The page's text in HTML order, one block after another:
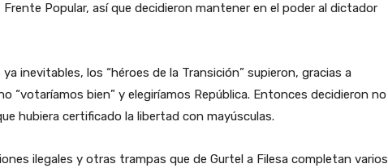
Popular, así que decidieron mantener en el poder al dictador
inevitables, los “héroes de la Transición” supieron, gracias a
“votaríamos bien” y elegiríamos República. Entonces decidieron no
hubiera certificado la libertad con mayúsculas.
ilegales y otras trampas que de Gurtel a Filesa completan varios